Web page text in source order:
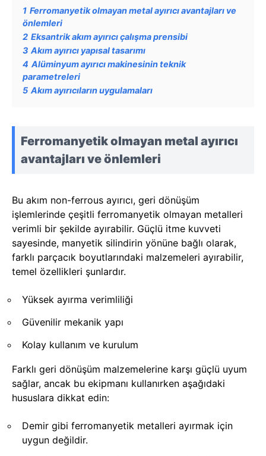
1 Ferromanyetik olmayan metal ayırıcı avantajları ve
önlemleri
2 Eksantrik akım ayırıcı çalışma prensibi
3 Akım ayırıcı yapısal tasarımı
4 Alüminyum ayırıcı makinesinin teknik
parametreleri
5 Akım ayırıcıların uygulamaları
Ferromanyetik olmayan metal ayırıcı
avantajları ve önlemleri
Bu akım non-ferrous ayırıcı, geri dönüşüm
işlemlerinde çeşitli ferromanyetik olmayan metalleri
verimli bir şekilde ayırabilir. Güçlü itme kuvveti
sayesinde, manyetik silindirin yönüne bağlı olarak,
farklı parçacık boyutlarındaki malzemeleri ayırabilir,
temel özellikleri şunlardır.
Yüksek ayırma verimliliği
Güvenilir mekanik yapı
Kolay kullanım ve kurulum
Farklı geri dönüşüm malzemelerine karşı güçlü uyum
sağlar, ancak bu ekipmanı kullanırken aşağıdaki
hususlara dikkat edin:
Demir gibi ferromanyetik metalleri ayırmak için
uygun değildir.